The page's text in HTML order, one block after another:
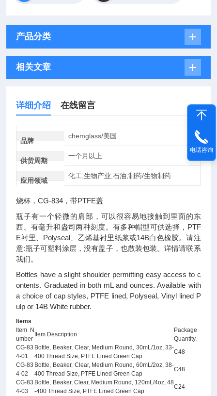
产品分类
相关文章
详细介绍 在线留言
品牌
chemglass/美国
供货周期
一个月以上
应用领域
化工,生物产业,石油,制药/生物制药
烧杯，CG-834，带PTFE盖
瓶子有一个轻微的肩部，可以很容易地接触到里面的东
西。有毫升和盎司两种刻度。有多种帽型可供选择，PTF
E衬里、Polyseal、乙烯基衬里纸浆或14B白色橡胶。请注
意:瓶子可塑料涂层，没有盖子，也散装包装。详情请联系
我们。
Bottles have a slight shoulder permitting easy access to c
ontents. Graduated in both mL and ounces. Available with
a choice of cap styles, PTFE lined, Polyseal, Vinyl lined P
ulp or 14B White rubber.
Items
Item N
umber
Item Description
Package
Quantity,
CG-83
4-01
Bottle, Beaker, Clear, Medium Round, 30mL/1oz, 33-
400 Thread Size, PTFE Lined Green Cap
C48
CG-83
4-02
Bottle, Beaker, Clear, Medium Round, 60mL/2oz, 38-
400 Thread Size, PTFE Lined Green Cap
C48
CG-83
4-03
Bottle, Beaker, Clear, Medium Round, 120mL/4oz, 48
-400 Thread Size, PTFE Lined Green Cap
C24
电话咨询